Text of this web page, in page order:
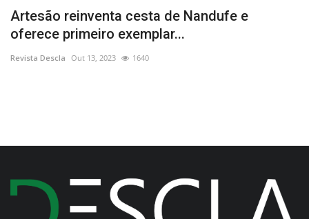
Artesão reinventa cesta de Nandufe e
oferece primeiro exemplar...
Revista Descla Out 13, 2023 1640